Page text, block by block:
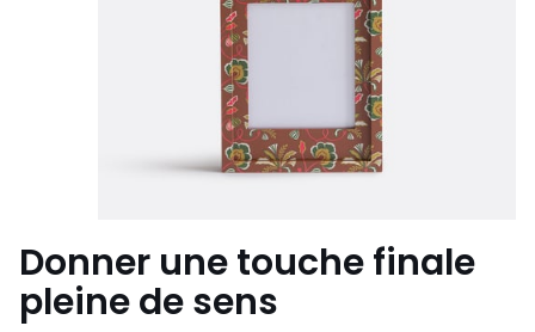
Donner une touche finale
pleine de sens